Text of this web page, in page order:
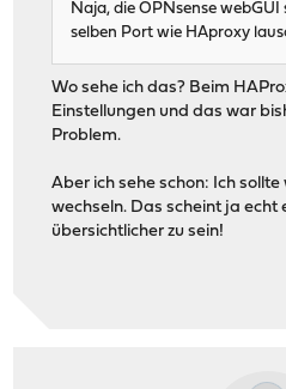
Naja, die OPNsense
selben Port wie HAproxy
Wo sehe ich das? Beim
Einstellungen und das war
Problem.
Aber ich sehe schon: Ich
wechseln. Das scheint ja echt
übersichtlicher zu sein!